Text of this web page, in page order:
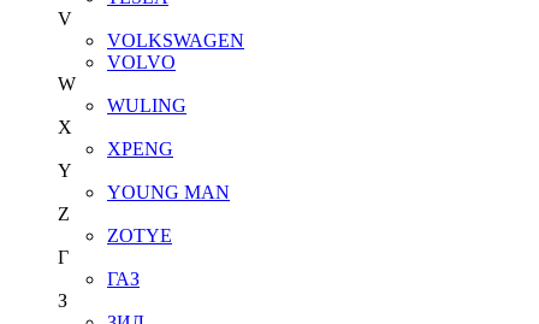
V
VOLKSWAGEN
VOLVO
W
WULING
X
XPENG
Y
YOUNG MAN
Z
ZOTYE
Г
ГАЗ
З